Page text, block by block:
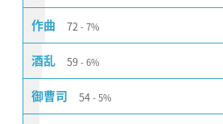
作曲 72 7%
酒乱 59 6%
御曹司 54 5%